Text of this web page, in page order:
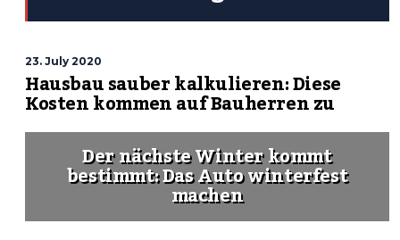
23. July 2020
Hausbau sauber kalkulieren: Diese
Kosten kommen auf Bauherren zu
Der nächste Winter kommt
bestimmt: Das Auto winterfest
machen